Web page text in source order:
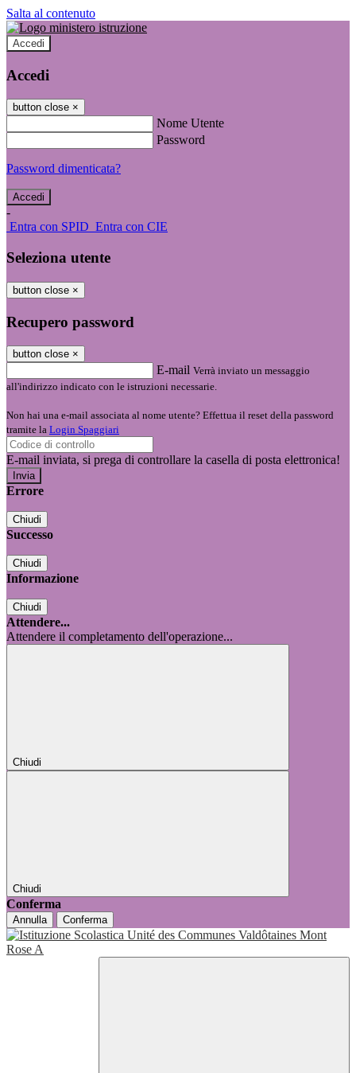
Salta al contenuto
Accedi
Accedi
button close ×
Nome Utente
Password
Password dimenticata?
-
Entra con SPID Entra con CIE
Seleziona utente
button close ×
Recupero password
button close ×
E-mail Verrà inviato un messaggio
all'indirizzo indicato con le istruzioni necessarie.
Non hai una e-mail associata al nome utente? Effettua il reset della password
tramite la Login Spaggiari
E-mail inviata, si prega di controllare la casella di posta elettronica!
Errore
Chiudi
Successo
Chiudi
Informazione
Chiudi
Attendere...
Attendere il completamento dell'operazione...
Chiudi
Chiudi
Conferma
Annulla Conferma